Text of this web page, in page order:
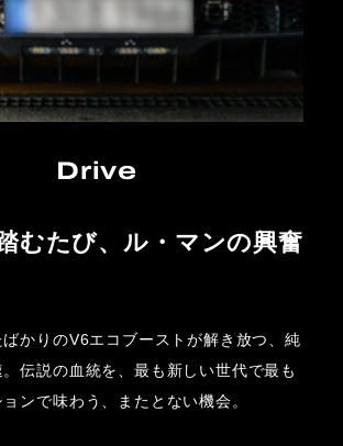
Drive
むたび、ル・マンの興奮
かりのV6エコブーストが解き放つ、純
伝説の血統を、最も新しい世代で最も
ンで味わう、またとない機会。